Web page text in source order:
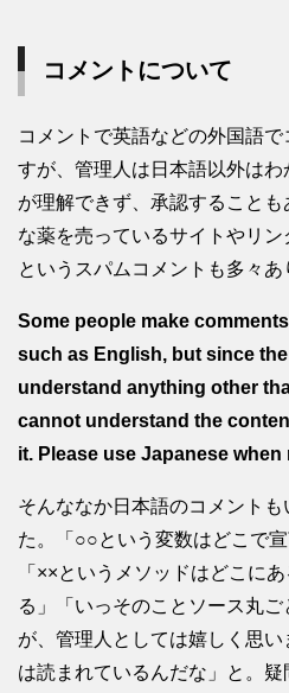
コメントについて
コメントで英語などの外国語
すが、管理人は日本語以外は
が理解できず、承認すること
な薬を売っているサイトやリ
というスパムコメントも多々あ
Some people make
such as English, but since
understand anything other
cannot understand the
it. Please use Japanese
そんななか日本語のコメント
た。「○○という変数はどこで宣
「××というメソッドはどこに
る」「いっそのことソース丸
が、管理人としては嬉しく思
は読まれているんだな」と。